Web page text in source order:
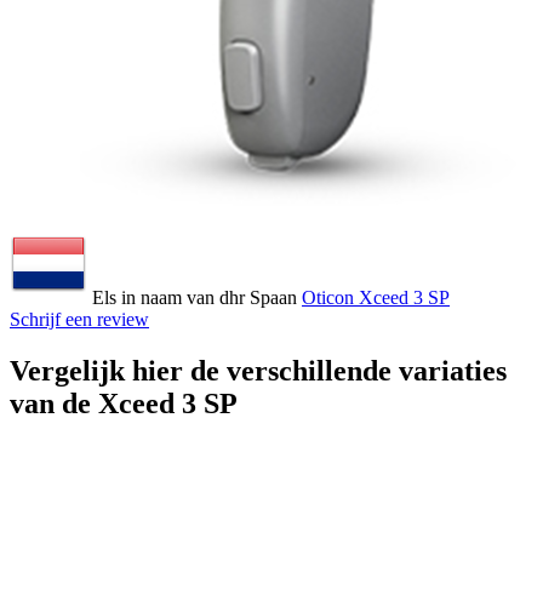
Els in naam van dhr Spaan Oticon Xceed 3 SP
Schrijf een review
Vergelijk hier de verschillende variaties
van de Xceed 3 SP